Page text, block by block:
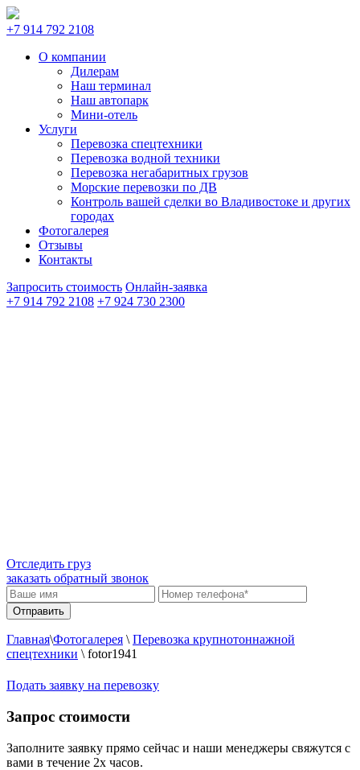
+7 914 792 2108
О компании
Дилерам
Наш терминал
Наш автопарк
Мини-отель
Услуги
Перевозка спецтехники
Перевозка водной техники
Перевозка негабаритных грузов
Морские перевозки по ДВ
Контроль вашей сделки во Владивостоке и других
городах
Фотогалерея
Отзывы
Контакты
Запросить стоимость Онлайн-заявка
+7 914 792 2108 +7 924 730 2300
Отследить груз
заказать обратный звонок
Главная\Фотогалерея \ Перевозка крупнотоннажной
спецтехники \ fotor1941
Подать заявку на перевозку
Запрос стоимости
Заполните заявку прямо сейчас и наши менеджеры свяжутся с
вами в течение 2х часов.